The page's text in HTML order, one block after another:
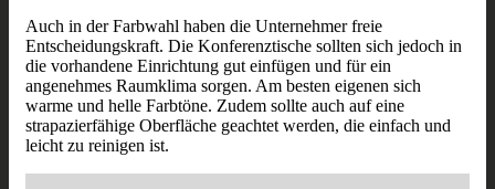
Auch in der Farbwahl haben die Unternehmer freie
Entscheidungskraft. Die Konferenztische sollten sich jedoch in
die vorhandene Einrichtung gut einfügen und für ein
angenehmes Raumklima sorgen. Am besten eigenen sich
warme und helle Farbtöne. Zudem sollte auch auf eine
strapazierfähige Oberfläche geachtet werden, die einfach und
leicht zu reinigen ist.